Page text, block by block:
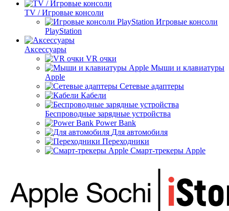
TV / Игровые консоли
Игровые консоли
PlayStation
Аксессуары
VR очки
Мыши и клавиатуры
Apple
Сетевые адаптеры
Кабели
Беспроводные зарядные устройства
Power Bank
Для автомобиля
Переходники
Смарт-трекеры Apple